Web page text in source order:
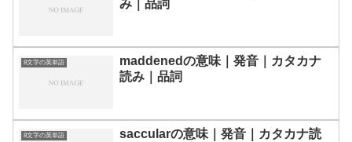
み｜品詞
8文字の英単語
maddenedの意味｜発音｜カタカナ
読み｜品詞
8文字の英単語
saccularの意味｜発音｜カタカナ読